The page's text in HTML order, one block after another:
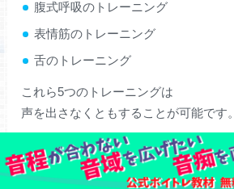
腹式呼吸のトレーニング
表情筋のトレーニング
舌のトレーニング
これら5つのトレーニングは
声を出さなくともすることが可能です。